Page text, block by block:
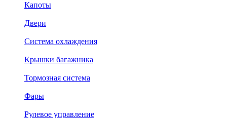
Капоты
Двери
Система охлаждения
Крышки багажника
Тормозная система
Фары
Рулевое управление